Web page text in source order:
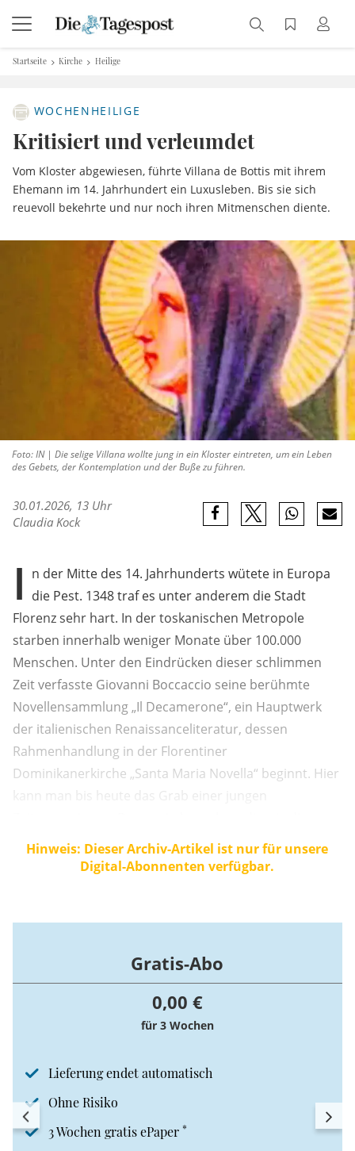
Startseite Kirche Heilige
WOCHENHEILIGE
Kritisiert und verleumdet
Vom Kloster abgewiesen, führte Villana de Bottis mit ihrem
Ehemann im 14. Jahrhundert ein Luxusleben. Bis sie sich
reuevoll bekehrte und nur noch ihren Mitmenschen diente.
Foto: IN | Die selige Villana wollte jung in ein Kloster eintreten, um ein Leben
des Gebets, der Kontemplation und der Buße zu führen.
30.01.2026, 13 Uhr
Claudia Kock
I n der Mitte des 14. Jahrhunderts wütete in Europa
die Pest. 1348 traf es unter anderem die Stadt
Florenz sehr hart. In der toskanischen Metropole
starben innerhalb weniger Monate über 100.000
Menschen. Unter den Eindrücken dieser schlimmen
Zeit verfasste Giovanni Boccaccio seine berühmte
Novellensammlung „Il Decamerone“, ein Hauptwerk
der italienischen Renaissanceliteratur, dessen
Rahmenhandlung in der Florentiner
Dominikanerkirche „Santa Maria Novella“ beginnt. Hier
die Pestzeit überlebte: das Grab der seligen Villana de
Bottis, deren Gedenktag die Kirche am 29. Januar
Hinweis: Dieser Archiv-Artikel ist nur für unsere
Digital-Abonnenten verfügbar.
Gratis-Abo
0,00 €
für 3 Wochen
Lieferung endet automatisch
Ohne Risiko
3 Wochen gratis ePaper *